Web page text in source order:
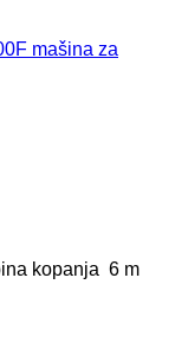
mašina za
kopanja 6 m